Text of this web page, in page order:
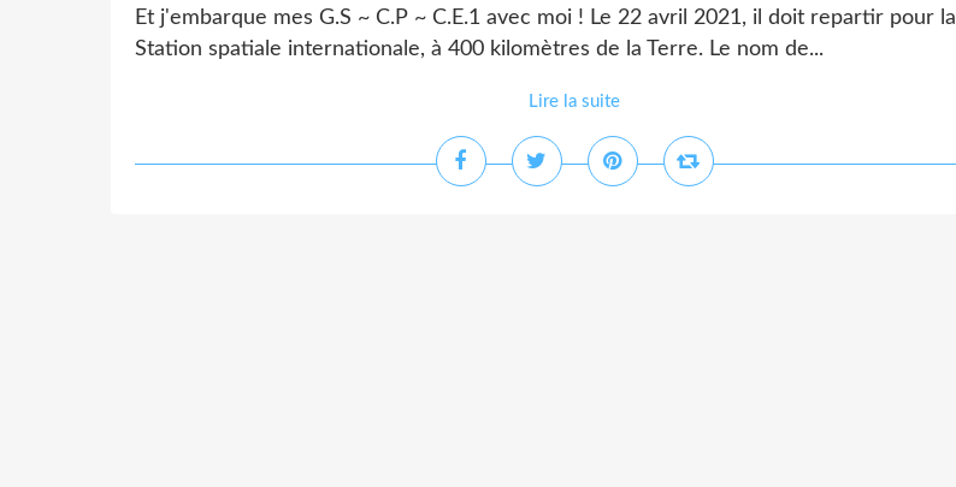
Et j'embarque mes G.S ~ C.P ~ C.E.1 avec moi ! Le 22 avril 2021, il doit repartir pour la
Station spatiale internationale, à 400 kilomètres de la Terre. Le nom de...
Lire la suite